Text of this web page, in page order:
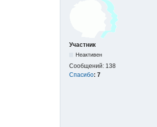
Участник
Неактивен
Сообщений: 138
Спасибо: 7